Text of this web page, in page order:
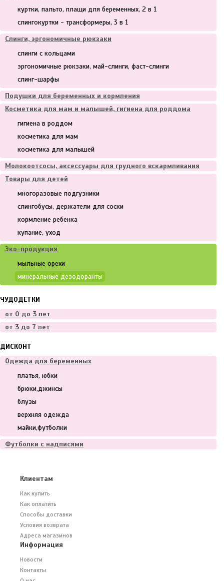
куртки, пальто, плащи для беременных, 2 в 1
слингокуртки - трансформеры, 3 в 1
Слинги, эргономичные рюкзаки
слинги с кольцами
эргономичные рюкзаки, май-слинги, фаст-слинги
слинг-шарфы
Подушки для беременных и кормления
Косметика для мам и малышей, гигиена для роддома
гигиена в роддом
косметика для мам
косметика для малышей
Молокоотсосы, аксессуары для грудного вскармливания
Товары для детей
многоразовые подгузники
слингобусы, держатели для соски
кормление ребенка
купание, уход
Эко-продукция
мыльные орехи
минеральные дезодоранты
ЧУДОДЕТКИ
от 0 до 3 лет
от 3 до 7 лет
ДИСКОНТ
Одежда для беременных
платья, юбки
брюки,джинсы
блузы
верхняя одежда
майки,футболки
Футболки с надписями
Клиентам
Как купить
Как оплатить
Способы доставки
Условия возврата
Адреса магазинов
Информация
Новости
Контакты